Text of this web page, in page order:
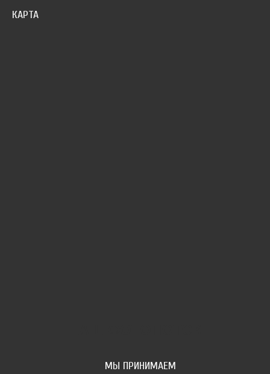
КАРТА
МЫ ПРИНИМАЕМ